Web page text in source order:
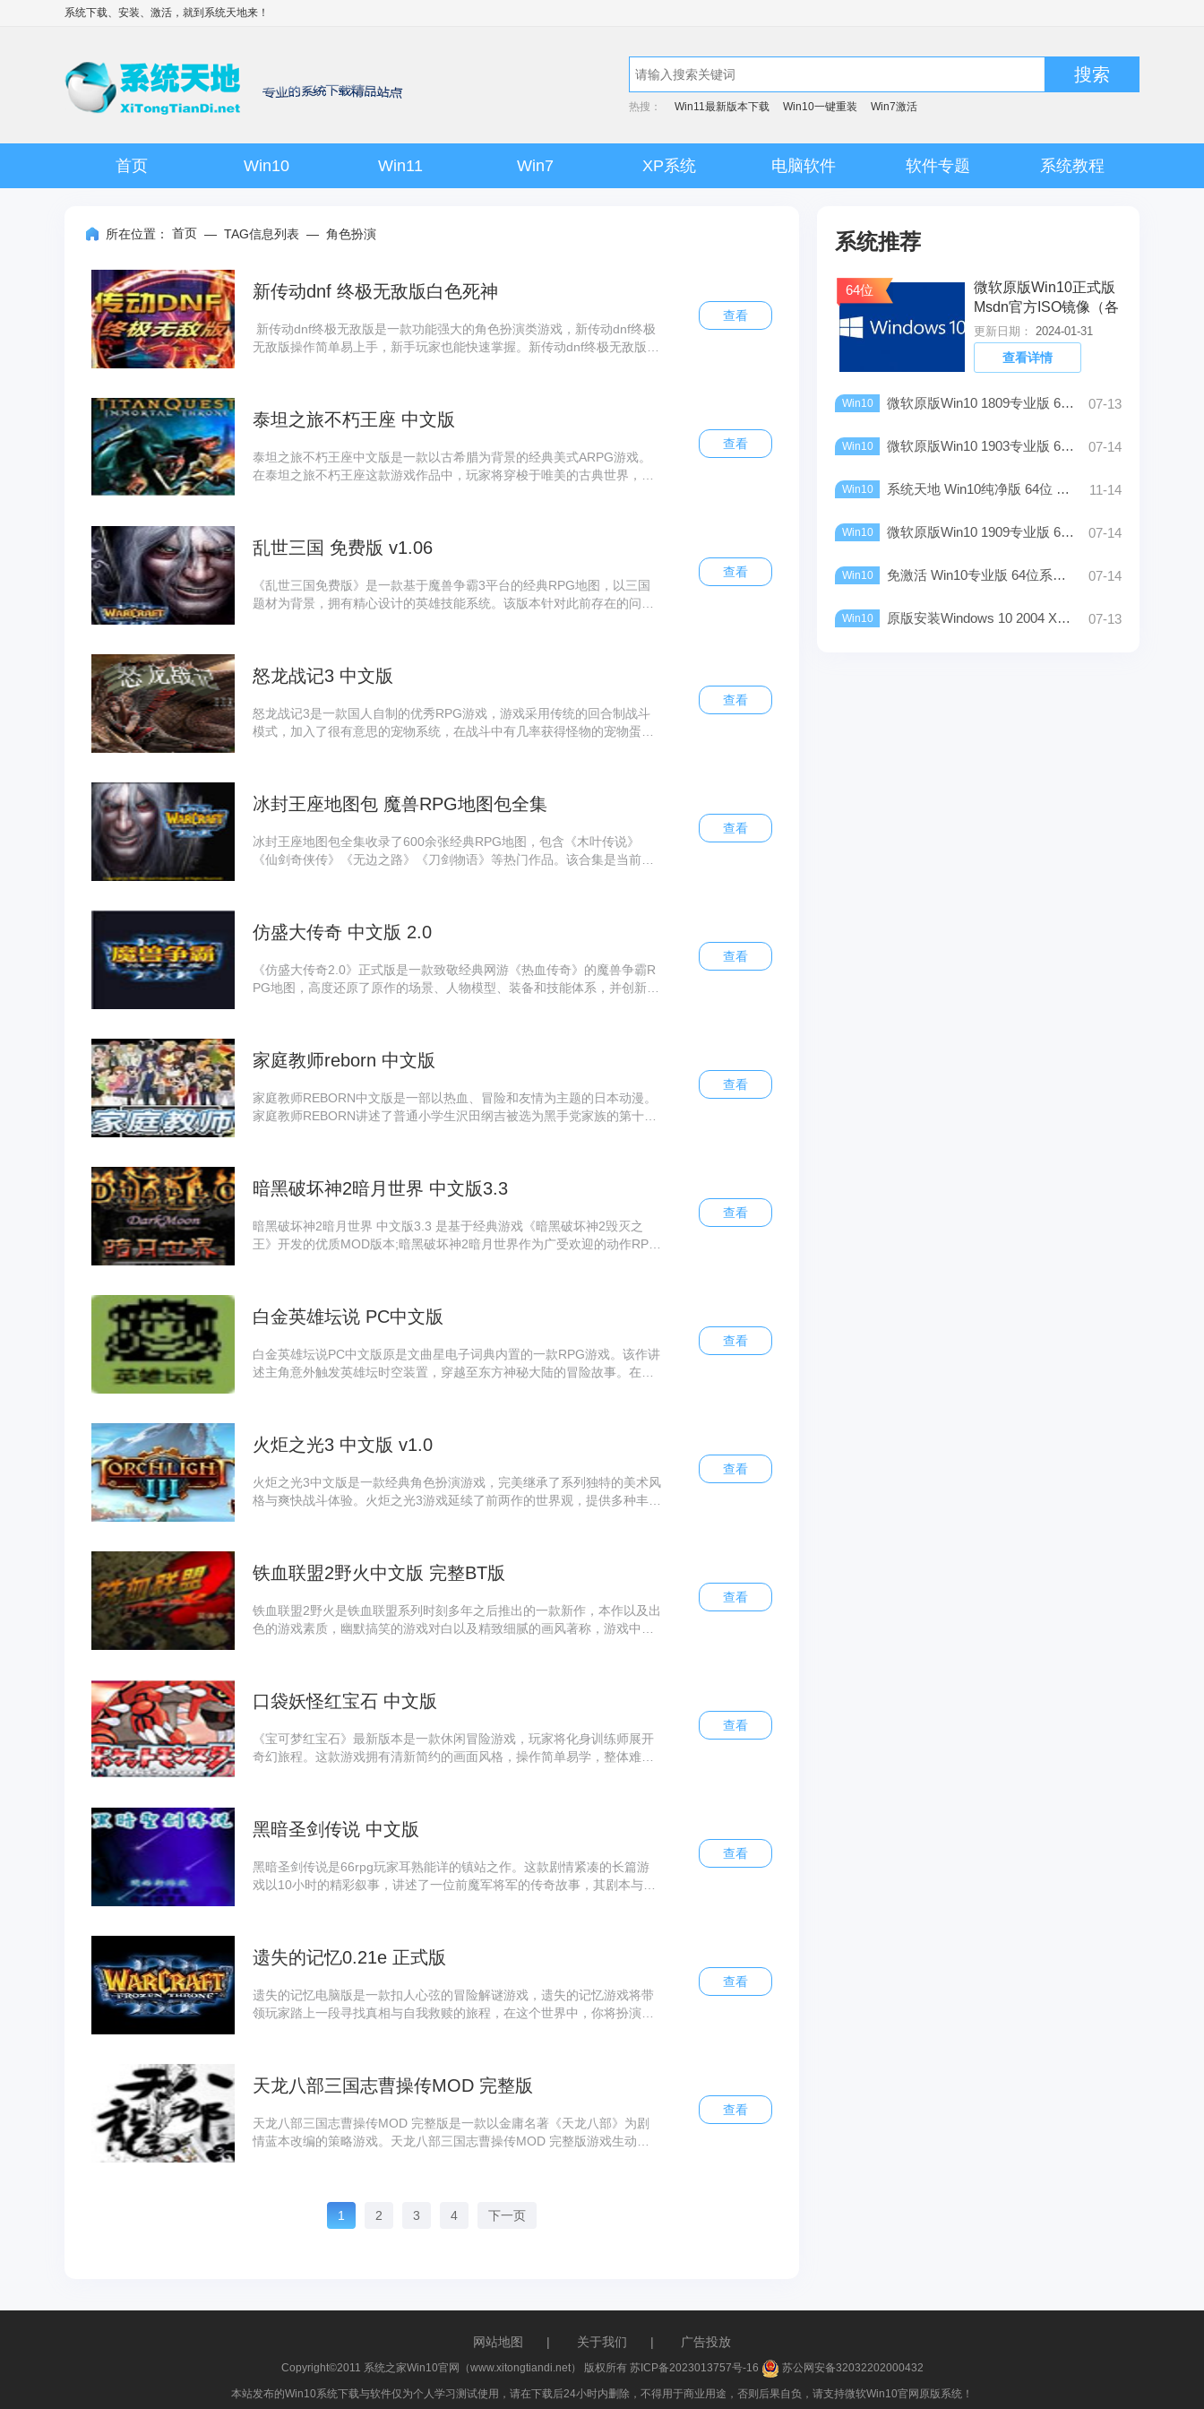
系统下载、安装、激活，就到 系统天地来！
搜索
热搜： Win11最新版本下载 Win10一键重装 Win7激活
首页 Win10 Win11 Win7 XP系统 电脑软件 软件专题 系统教程
所在位置： 首页 — TAG信息列表 — 角色扮演
新传动dnf 终极无敌版白色死神
新传动dnf终极无敌版是一款功能强大的角色扮演类游戏，新传动dnf终极
无敌版操作简单易上手，新手玩家也能快速掌握。新传动dnf终极无敌版游
查看
泰坦之旅不朽王座 中文版
泰坦之旅不朽王座中文版是一款以古希腊为背景的经典美式ARPG游戏。
在泰坦之旅不朽王座这款游戏作品中，玩家将穿梭于唯美的古典世界，踏
查看
乱世三国 免费版 v1.06
《乱世三国免费版》是一款基于魔兽争霸3平台的经典RPG地图，以三国
题材为背景，拥有精心设计的英雄技能系统。该版本针对此前存在的问题
查看
怒龙战记3 中文版
怒龙战记3是一款国人自制的优秀RPG游戏，游戏采用传统的回合制战斗
模式，加入了很有意思的宠物系统，在战斗中有几率获得怪物的宠物蛋，
查看
冰封王座地图包 魔兽RPG地图包全集
冰封王座地图包全集收录了600余张经典RPG地图，包含《木叶传说》
《仙剑奇侠传》《无边之路》《刀剑物语》等热门作品。该合集是当前最
查看
仿盛大传奇 中文版 2.0
《仿盛大传奇2.0》正式版是一款致敬经典网游《热血传奇》的魔兽争霸R
PG地图，高度还原了原作的场景、人物模型、装备和技能体系，并创新性
查看
家庭教师reborn 中文版
家庭教师REBORN中文版是一部以热血、冒险和友情为主题的日本动漫。
家庭教师REBORN讲述了普通小学生沢田纲吉被选为黑手党家族的第十代
查看
暗黑破坏神2暗月世界 中文版3.3
暗黑破坏神2暗月世界 中文版3.3 是基于经典游戏《暗黑破坏神2毁灭之
王》开发的优质MOD版本;暗黑破坏神2暗月世界作为广受欢迎的动作RPG
进行了人性化优化。其完善的任务体系与流畅的游戏体验，为玩家提供了
查看
白金英雄坛说 PC中文版
白金英雄坛说PC中文版原是文曲星电子词典内置的一款RPG游戏。该作讲
述主角意外触发英雄坛时空装置，穿越至东方神秘大陆的冒险故事。在这
查看
火炬之光3 中文版 v1.0
火炬之光3中文版是一款经典角色扮演游戏，完美继承了系列独特的美术风
格与爽快战斗体验。火炬之光3游戏延续了前两作的世界观，提供多种丰富
查看
铁血联盟2野火中文版 完整BT版
铁血联盟2野火是铁血联盟系列时刻多年之后推出的一款新作，本作以及出
色的游戏素质，幽默搞笑的游戏对白以及精致细腻的画风著称，游戏中你
查看
口袋妖怪红宝石 中文版
《宝可梦红宝石》最新版本是一款休闲冒险游戏，玩家将化身训练师展开
奇幻旅程。这款游戏拥有清新简约的画面风格，操作简单易学，整体难度
查看
黑暗圣剑传说 中文版
黑暗圣剑传说是66rpg玩家耳熟能详的镇站之作。这款剧情紧凑的长篇游
戏以10小时的精彩叙事，讲述了一位前魔军将军的传奇故事，其剧本与系
查看
遗失的记忆0.21e 正式版
遗失的记忆电脑版是一款扣人心弦的冒险解谜游戏，遗失的记忆游戏将带
领玩家踏上一段寻找真相与自我救赎的旅程，在这个世界中，你将扮演一
查看
天龙八部三国志曹操传MOD 完整版
天龙八部三国志曹操传MOD 完整版是一款以金庸名著《天龙八部》为剧
情蓝本改编的策略游戏。天龙八部三国志曹操传MOD 完整版游戏生动再
国志曹操传MOD 完整版 游戏创新性地加入了多项特色系统，包括击杀统
计、多档难度调节，以及3-6人组队特技等丰富玩法，具体细节等待玩家在
查看
1 2 3 4 下一页
系统推荐
64位
微软原版Win10正式版
Msdn官方ISO镜像（各
版本）
更新日期： 2024-01-31
查看详情
Win10 微软原版Win10 1809专业版 64位 ISO镜像下载 07-13
Win10 微软原版Win10 1903专业版 64位 iso镜像Rtm下载 07-14
Win10 系统天地 Win10纯净版 64位 V2022下载_正版/稳定 11-14
Win10 微软原版Win10 1909专业版 64位 iso镜像Rtm下载 07-14
Win10 免激活 Win10专业版 64位系统下载_2022最新版 07-14
Win10 原版安装Windows 10 2004 X64位（超快，超好用） 07-13
网站地图 | 关于我们 | 广告投放
Copyright©2011 系统之家Win10官网（www.xitongtiandi.net） 版权所有 苏ICP备2023013757号-16 苏公网安备32032202000432
本站发布的Win10系统下载与软件仅为个人学习测试使用，请在下载后24小时内删除，不得用于商业用途，否则后果自负，请支持微软Win10官网原版系统！